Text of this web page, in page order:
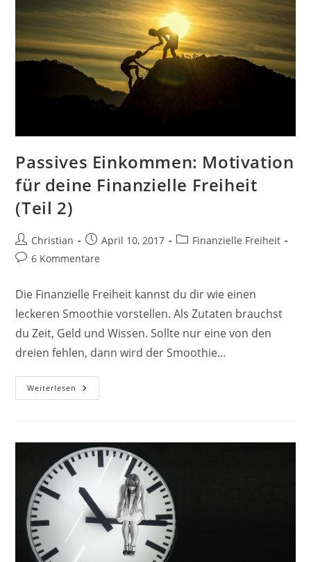
+
Tipps
Passives Einkommen: Motivation
für deine Finanzielle Freiheit
(Teil 2)
Beitrags-
Autor:
Christian
Beitrag
veröffentlicht:
April 10, 2017
Beitrags-
Finanzielle Freiheit
Beitrags-
6 Kommentare
Die Finanzielle Freiheit kannst du dir wie einen
leckeren Smoothie vorstellen. Als Zutaten brauchst
du Zeit, Geld und Wissen. Sollte nur eine von den
dreien fehlen, dann wird der Smoothie…
Weiterlesen Passives
Einkommen:
Freiheit
(Teil